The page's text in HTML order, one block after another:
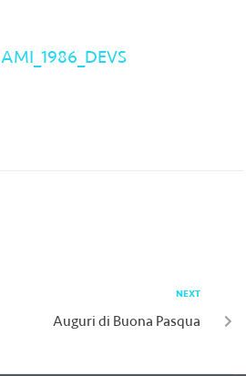
AMI_1986_DEVS
NEXT
Auguri di Buona Pasqua